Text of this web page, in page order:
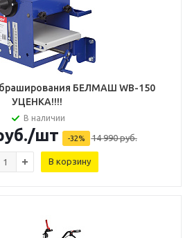
БЕЛМАШ WB-150
УЦЕНКА!!!!
В наличии
/шт -32% 14 990руб.
В корзину